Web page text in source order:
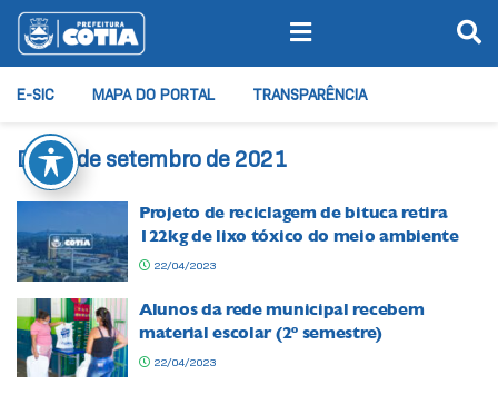
E-SIC MAPA DO PORTAL TRANSPARÊNCIA
Dia:3 de setembro de 2021
Projeto de reciclagem de bituca retira
122kg de lixo tóxico do meio ambiente
22/04/2023
Alunos da rede municipal recebem
material escolar (2º semestre)
22/04/2023